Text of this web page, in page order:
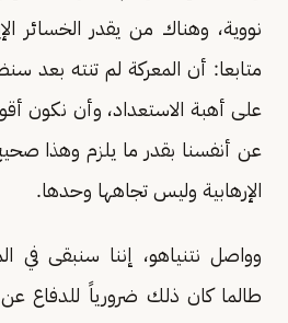
نووية، وهناك من يقدر الخسائر
متابعا: أن المعركة لم تنته بعد
على أهبة الاستعداد، وأن نكون
عن أنفسنا بقدر ما يلزم وهذا
الإرهابية وليس تجاهها وحدها.
وواصل نتنياهو، إننا سنبقى في
طالما كان ذلك ضرورياً للدفاع عن